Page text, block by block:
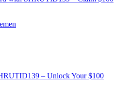
– Unlock Your $100